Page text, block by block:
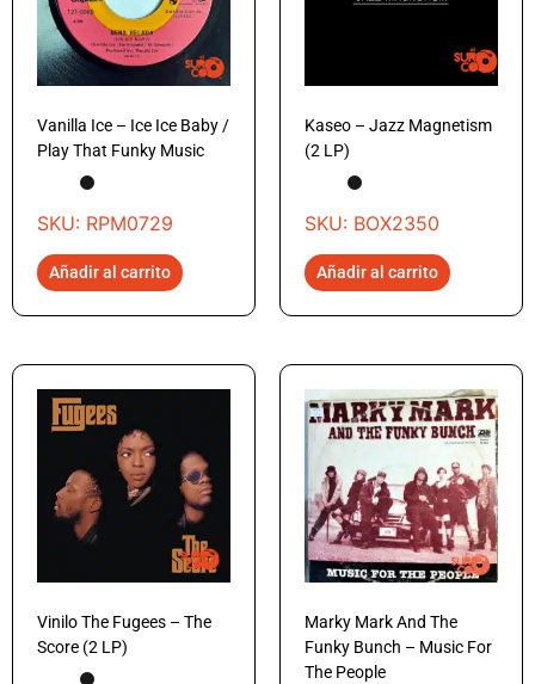
Vanilla Ice – Ice Ice Baby /
Play That Funky Music
SKU: RPM0729
Añadir al carrito
Kaseo – Jazz Magnetism
(2 LP)
SKU: BOX2350
Añadir al carrito
Vinilo The Fugees – The
Score (2 LP)
Marky Mark And The
Funky Bunch – Music For
The People